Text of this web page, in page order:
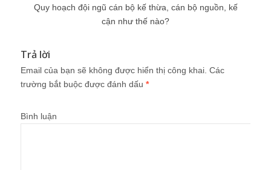
Quy hoạch đội ngũ cán bộ kế thừa, cán bộ nguồn, kế
cận như thế nào?
Trả lời
Email của bạn sẽ không được hiển thị công khai. Các
trường bắt buộc được đánh dấu *
Bình luận